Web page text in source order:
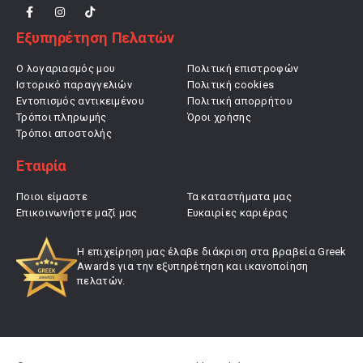
Εξυπηρέτηση Πελατών
Ο λογαριασμός μου
Ιστορικό παραγγελιών
Εντοπισμός αντικειμένου
Τρόποι πληρωμής
Τρόποι αποστολής
Πολιτική επιστροφών
Πολιτική cookies
Πολιτική απορρήτου
Όροι χρήσης
Εταιρία
Ποιοι είμαστε
Επικοινωνήστε μαζί μας
Τα καταστήματα μας
Ευκαιρίες καριέρας
Η επιχείρηση μας έλαβε διάκριση στα βραβεία Greek
Awards για την εξυπηρέτηση και ικανοποίηση
πελατών.